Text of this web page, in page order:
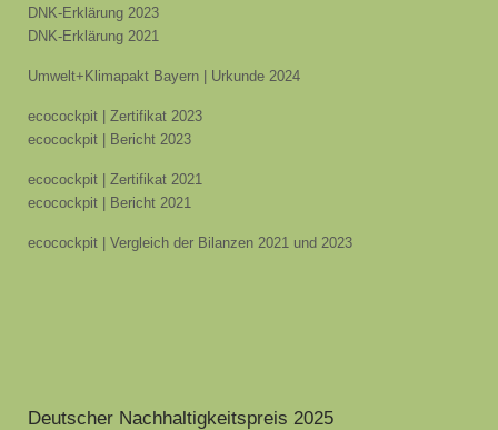
DNK-Erklärung 2023
DNK-Erklärung 2021
Umwelt+Klimapakt Bayern | Urkunde 2024
ecocockpit | Zertifikat 2023
ecocockpit | Bericht 2023
ecocockpit | Zertifikat 2021
ecocockpit | Bericht 2021
ecocockpit | Vergleich der Bilanzen 2021 und 2023
Deutscher Nachhaltigkeitspreis 2025